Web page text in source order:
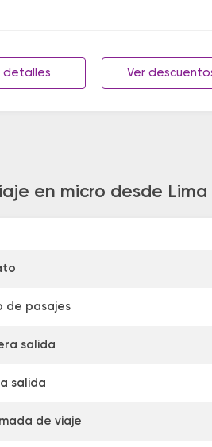
detalles Ver
en micro desde
de pasajes
salida
salida
de viaje